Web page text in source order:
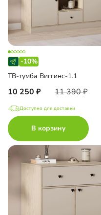
-10%
ТВ-тумба Виггинс-1.1
10 250 11 390
Доступно для доставки
В корзину